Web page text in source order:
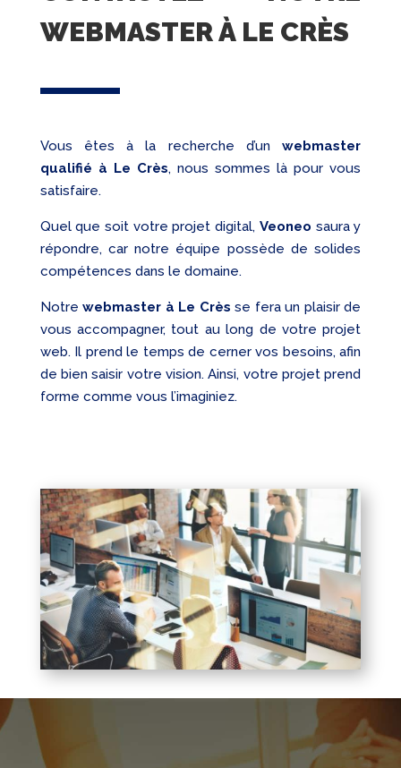
WEBMASTER À LE CRÈS
Vous êtes à la recherche d’unwebmaster
qualifié à Le Crès, nous sommes là pour vous
satisfaire.
Quel que soit votre projet digital, Veoneo saura y
répondre, car notre équipe possède de solides
compétences dans le domaine.
Notrewebmaster à Le Crès se fera un plaisir de
vous accompagner, tout au long de votre projet
web. Il prend le temps de cerner vos besoins, afin
de bien saisir votre vision. Ainsi, votre projet prend
forme comme vous l’imaginiez.